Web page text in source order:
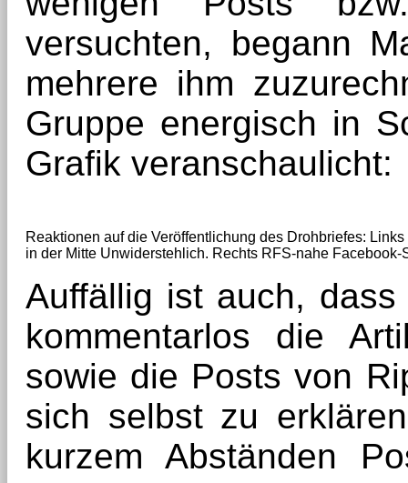
versuchten, begann
mehrere ihm
Gruppe energisch in
Grafik veranschaulicht:
Reaktionen auf die Veröffentlichung des Drohbriefes:
in der Mitte Unwiderstehlich. Rechts RFS-nahe Facebook-
Auffällig ist auch,
kommentarlos die
sowie die Posts von
sich selbst zu
kurzem Abständen